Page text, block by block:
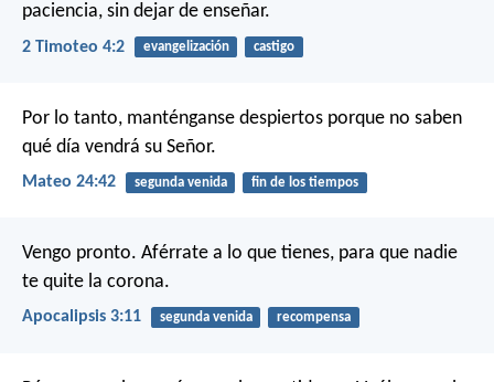
paciencia, sin dejar de enseñar.
2 Timoteo 4:2 evangelización castigo
Por lo tanto, manténganse despiertos porque no saben
qué día vendrá su Señor.
Mateo 24:42 segunda venida fin de los tiempos
Vengo pronto. Aférrate a lo que tienes, para que nadie
te quite la corona.
Apocalipsis 3:11 segunda venida recompensa